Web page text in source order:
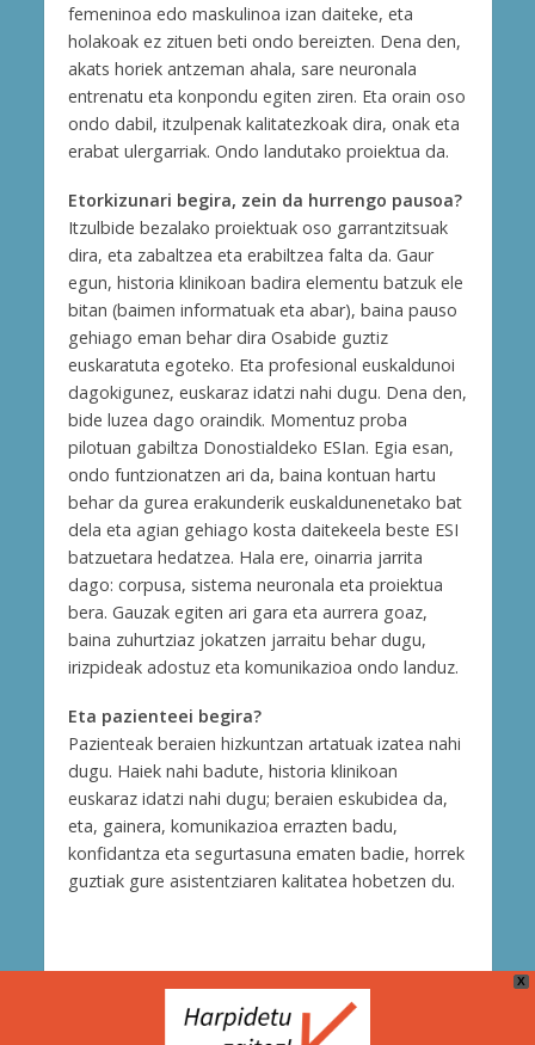
femeninoa edo maskulinoa izan daiteke, eta
holakoak ez zituen beti ondo bereizten. Dena den,
akats horiek antzeman ahala, sare neuronala
entrenatu eta konpondu egiten ziren. Eta orain oso
ondo dabil, itzulpenak kalitatezkoak dira, onak eta
erabat ulergarriak. Ondo landutako proiektua da.
Etorkizunari begira, zein da hurrengo pausoa?
Itzulbide bezalako proiektuak oso garrantzitsuak
dira, eta zabaltzea eta erabiltzea falta da. Gaur
egun, historia klinikoan badira elementu batzuk ele
bitan (baimen informatuak eta abar), baina pauso
gehiago eman behar dira Osabide guztiz
euskaratuta egoteko. Eta profesional euskaldunoi
dagokigunez, euskaraz idatzi nahi dugu. Dena den,
bide luzea dago oraindik. Momentuz proba
pilotuan gabiltza Donostialdeko ESIan. Egia esan,
ondo funtzionatzen ari da, baina kontuan hartu
behar da gurea erakunderik euskaldunenetako bat
dela eta agian gehiago kosta daitekeela beste ESI
batzuetara hedatzea. Hala ere, oinarria jarrita
dago: corpusa, sistema neuronala eta proiektua
bera. Gauzak egiten ari gara eta aurrera goaz,
baina zuhurtziaz jokatzen jarraitu behar dugu,
irizpideak adostuz eta komunikazioa ondo landuz.
Eta pazienteei begira?
Pazienteak beraien hizkuntzan artatuak izatea nahi
dugu. Haiek nahi badute, historia klinikoan
euskaraz idatzi nahi dugu; beraien eskubidea da,
eta, gainera, komunikazioa errazten badu,
konfidantza eta segurtasuna ematen badie, horrek
guztiak gure asistentziaren kalitatea hobetzen du.
X